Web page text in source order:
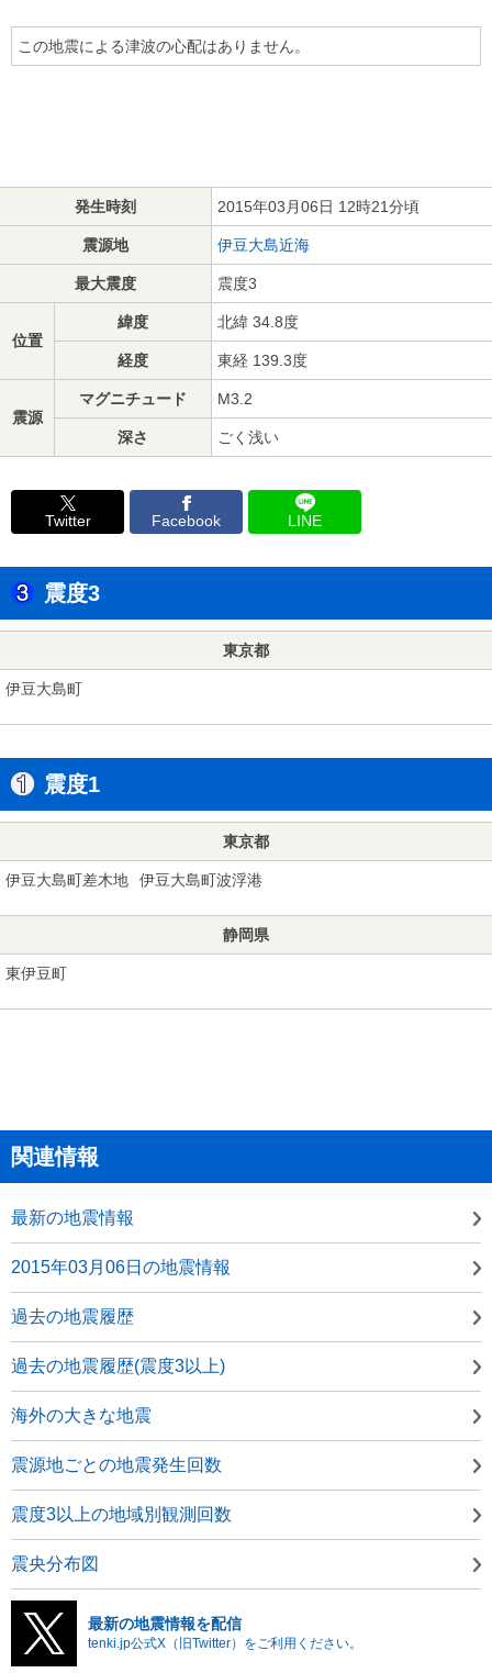
この地震による津波の心配はありません。
発生時刻 2015年03月06日 12時21分頃
震源地 伊豆大島近海
最大震度 震度3
位置
緯度 北緯 34.8度
経度 東経 139.3度
震源
マグニチュード M3.2
深さ ごく浅い
Twitter Facebook LINE
震度3
東京都
伊豆大島町
震度1
東京都
伊豆大島町差木地 伊豆大島町波浮港
静岡県
東伊豆町
関連情報
最新の地震情報
2015年03月06日の地震情報
過去の地震履歴
過去の地震履歴(震度3以上)
海外の大きな地震
震源地ごとの地震発生回数
震度3以上の地域別観測回数
震央分布図
最新の地震情報を配信
tenki.jp公式X（旧Twitter）をご利用ください。